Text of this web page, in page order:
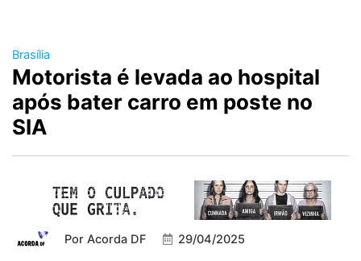
Brasília
Motorista é levada ao hospital
após bater carro em poste no
SIA
Por Acorda DF 29/04/2025